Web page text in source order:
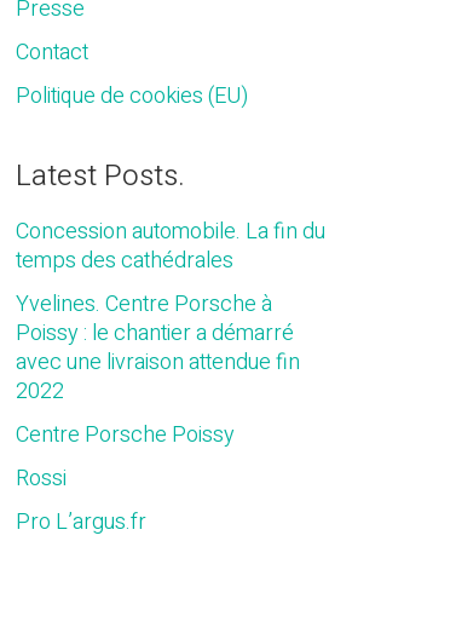
Presse
Contact
Politique de cookies (EU)
Latest Posts.
Concession automobile. La fin du
temps des cathédrales
Yvelines. Centre Porsche à
Poissy : le chantier a démarré
avec une livraison attendue fin
2022
Centre Porsche Poissy
Rossi
Pro L’argus.fr